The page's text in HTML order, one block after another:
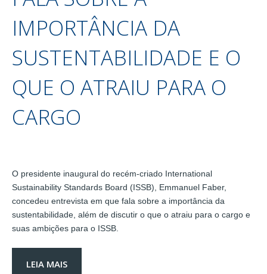
IMPORTÂNCIA DA
SUSTENTABILIDADE E O
QUE O ATRAIU PARA O
CARGO
O presidente inaugural do recém-criado International
Sustainability Standards Board (ISSB), Emmanuel Faber,
concedeu entrevista em que fala sobre a importância da
sustentabilidade, além de discutir o que o atraiu para o cargo e
suas ambições para o ISSB.
LEIA MAIS